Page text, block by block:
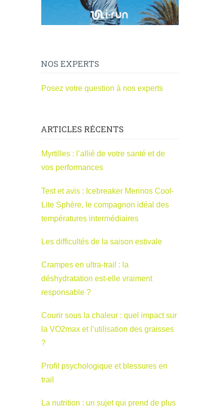
NOS EXPERTS
Posez votre question à nos experts
ARTICLES RÉCENTS
Myrtilles : l’allié de votre santé et de
vos performances
Test et avis : Icebreaker Merinos Cool-
Lite Sphère, le compagnon idéal des
températures intermédiaires
Les difficultés de la saison estivale
Crampes en ultra-trail : la
déshydratation est-elle vraiment
responsable ?
Courir sous la chaleur : quel impact sur
la VO2max et l’utilisation des graisses
?
Profil psychologique et blessures en
trail
La nutrition : un sujet qui prend de plus